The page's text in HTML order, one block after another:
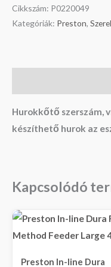
Cikkszám: P0220049
Kategóriák: Preston,
Hurokkőtő szerszám,
készíthető hurok az
Kapcsolódó
Preston In-line Dura